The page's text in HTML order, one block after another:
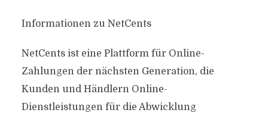
Informationen zu NetCents
NetCents ist eine Plattform für Online-
Zahlungen der nächsten Generation, die
Kunden und Händlern Online-
Dienstleistungen für die Abwicklung